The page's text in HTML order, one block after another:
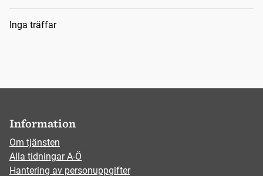
Sökresultat
Inga träffar
Information
Om tjänsten
Alla tidningar A-Ö
Hantering av personuppgifter